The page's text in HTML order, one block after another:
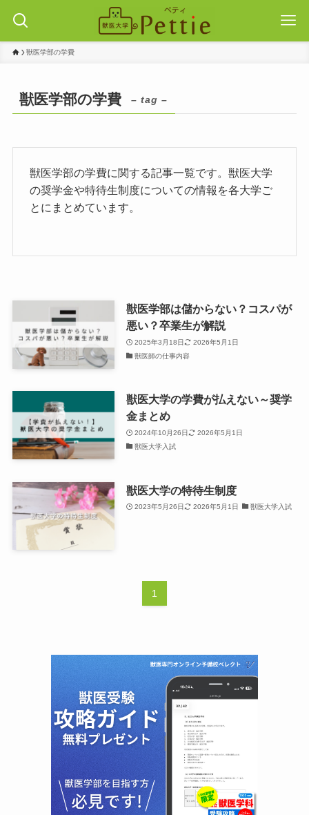
獣医学部の学費
獣医学部の学費 – tag –
獣医学部の学費に関する記事一覧です。獣医大学
の奨学金や特待生制度についての情報を各大学ご
とにまとめています。
獣医学部は儲からない？コスパが
悪い？卒業生が解説
2025年3月18日
2026年5月1日
獣医師の仕事内容
獣医大学の学費が払えない～奨学
金まとめ
2024年10月26日
2026年5月1日
獣医大学入試
獣医大学の特待生制度
2023年5月26日 2026年5月1日 獣医大学入試
1